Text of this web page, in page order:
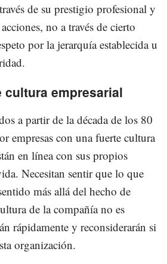
de su prestigio profesional y
no a través de cierto
por la jerarquía establecida u
cultura empresarial
a partir de la década de los 80
empresas con una fuerte cultura
en línea con sus propios
Necesitan sentir que lo que
más allá del hecho de
de la compañía no es
rápidamente y reconsiderarán si
organización.